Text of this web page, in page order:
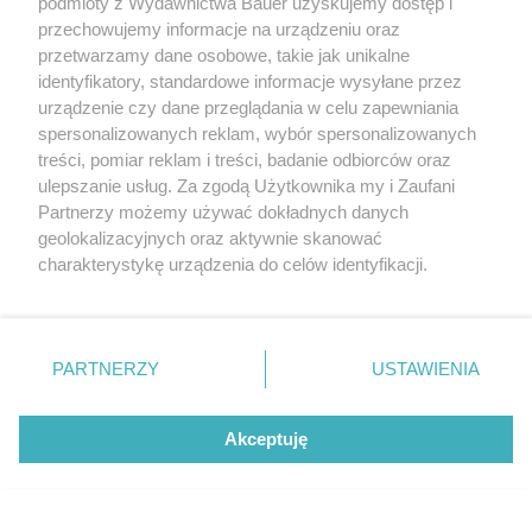
twojstyl.pl testują i polecają
MARIA DĄBROWSKA
PIELĘGNACJA
przechowujemy informacje na urządzeniu oraz
przetwarzamy dane osobowe, takie jak unikalne
identyfikatory, standardowe informacje wysyłane przez
urządzenie czy dane przeglądania w celu zapewniania
spersonalizowanych reklam, wybór spersonalizowanych
treści, pomiar reklam i treści, badanie odbiorców oraz
ulepszanie usług. Za zgodą Użytkownika my i Zaufani
Partnerzy możemy używać dokładnych danych
geolokalizacyjnych oraz aktywnie skanować
charakterystykę urządzenia do celów identyfikacji.
zmienić/wycofać klikając przycisk ustawień prywatności
znajdujący się w lewym dolnym rogu strony
rodzaje przetwarzania danych nie wymagają zgody
użytkownika, ale masz prawo sprzeciwić się takiemu
PARTNERZY USTAWIENIA
Akceptuję